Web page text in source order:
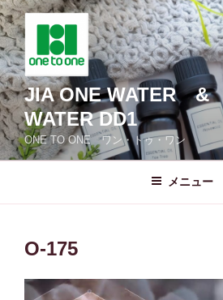
コ
ン
テ
ン
ツ
へ
ス
キ
ッ
JIA ONE WATER &
WATER DD1
ONE TO ONE ワン・トゥ・ワン
メニュー
O-175